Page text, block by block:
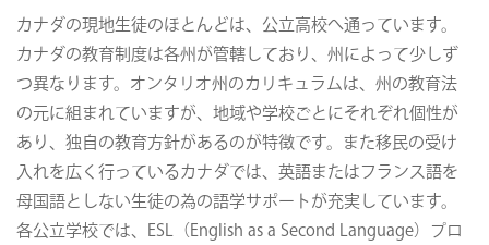
カナダの現地生徒のほとんどは、公立高校へ通っています。
カナダの教育制度は各州が管轄しており、州によって少しず
つ異なります。オンタリオ州のカリキュラムは、州の教育法
の元に組まれていますが、地域や学校ごとにそれぞれ個性が
あり、独自の教育方針があるのが特徴です。また移民の受け
入れを広く行っているカナダでは、英語またはフランス語を
母国語としない生徒の為の語学サポートが充実しています。
各公立学校では、ESL（English as a Second Language）プロ